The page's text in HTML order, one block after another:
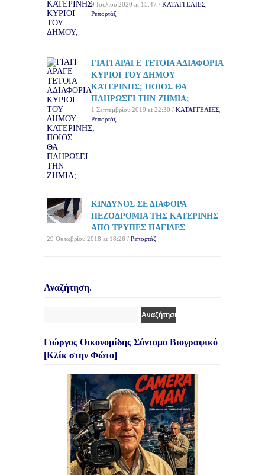
9 Ιουλίου 2020 at 15:47 / ΚΑΤΑΓΓΕΛΙΕΣ
Ρεπορτάζ
ΓΙΑΤΙ ΑΡΑΓΕ ΤΕΤΟΙΑ ΑΔΙΑΦΟΡΙΑ
ΚΥΡΙΟΙ ΤΟΥ ΔΗΜΟΥ
ΚΑΤΕΡΙΝΗΣ; ΠΟΙΟΣ ΘΑ
ΠΛΗΡΩΣΕΙ ΤΗΝ ΖΗΜΙΑ;
1 Σεπτεμβρίου 2019 at 22:30 / ΚΑΤΑΓΓΕΛΙΕΣ
Ρεπορτάζ
ΚΙΝΔΥΝΟΣ ΣΕ ΔΙΑΦΟΡΑ
ΠΕΖΟΔΡΟΜΙΑ ΤΗΣ ΚΑΤΕΡΙΝΗΣ
ΑΠΟ ΤΡΥΠΕΣ ΠΑΓΙΔΕΣ
29 Οκτωβρίου 2018 at 18:26 / Ρεπορτάζ
Αναζήτηση.
Γιώργος Οικονομίδης Σύντομο Βιογραφικό
[Κλίκ στην Φώτο]